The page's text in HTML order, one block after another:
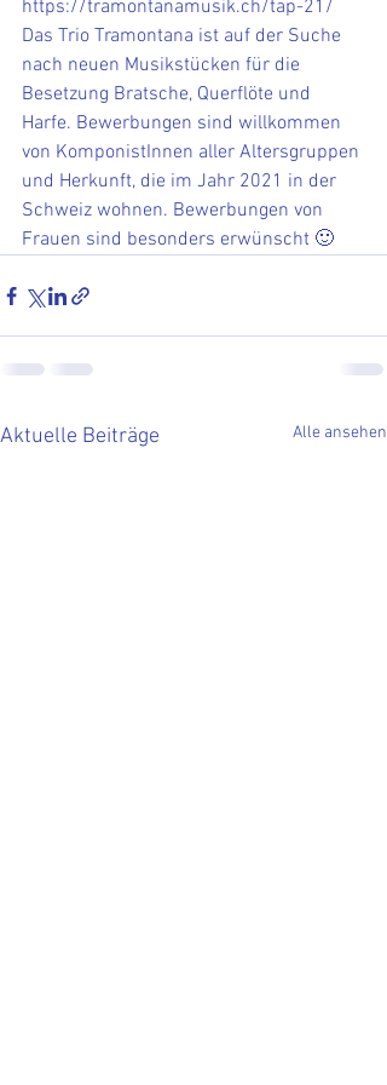
https://tramontanamusik.ch/tap-21/
Das Trio Tramontana ist auf der Suche
nach neuen Musikstücken für die
Besetzung Bratsche, Querflöte und
Harfe. Bewerbungen sind willkommen
von KomponistInnen aller Altersgruppen
und Herkunft, die im Jahr 2021 in der
Schweiz wohnen. Bewerbungen von
Frauen sind besonders erwünscht 🙂
Aktuelle Beiträge Alle ansehen